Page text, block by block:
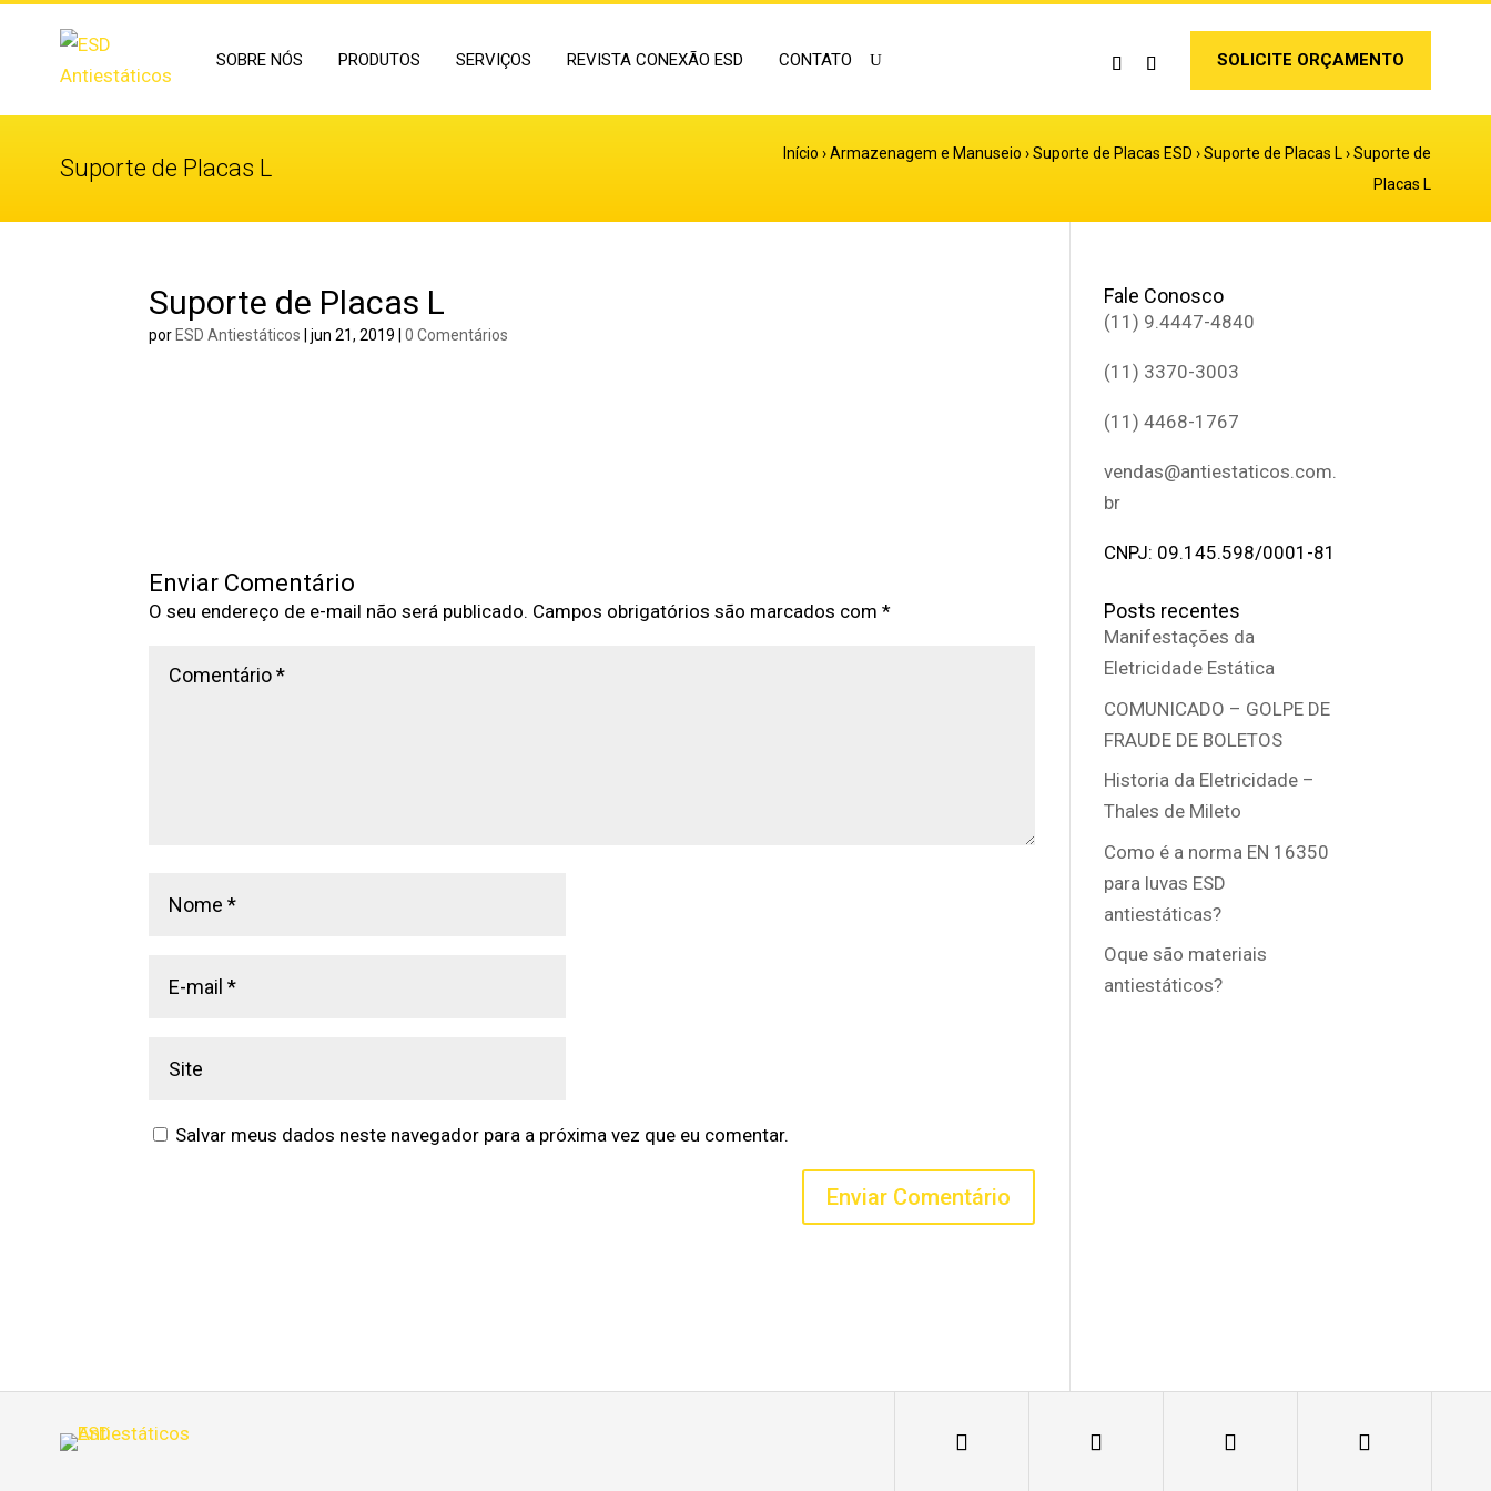
SOBRE NÓS PRODUTOS SERVIÇOS REVISTA CONEXÃO ESD CONTATO SOLICITE ORÇAMENTO
Suporte de Placas L
Início ›Armazenagem e Manuseio ›Suporte de Placas ESD ›Suporte de Placas L ›Suporte de
Placas L
Suporte de Placas L
por ESD Antiestáticos |jun 21, 2019 |0 Comentários
Enviar Comentário
O seu endereço de e-mail não será publicado. Campos obrigatórios são marcados com*
Salvar meus dados neste navegador para a próxima vez que eu comentar.
Fale Conosco
(11) 9.4447-4840
(11) 3370-3003
(11) 4468-1767
vendas@antiestaticos.com.
br
CNPJ: 09.145.598/0001-81
Posts recentes
Manifestações da
Eletricidade Estática
COMUNICADO – GOLPE DE
FRAUDE DE BOLETOS
Historia da Eletricidade –
Thales de Mileto
Como é a norma EN 16350
para luvas ESD
antiestáticas?
Oque são materiais
antiestáticos?